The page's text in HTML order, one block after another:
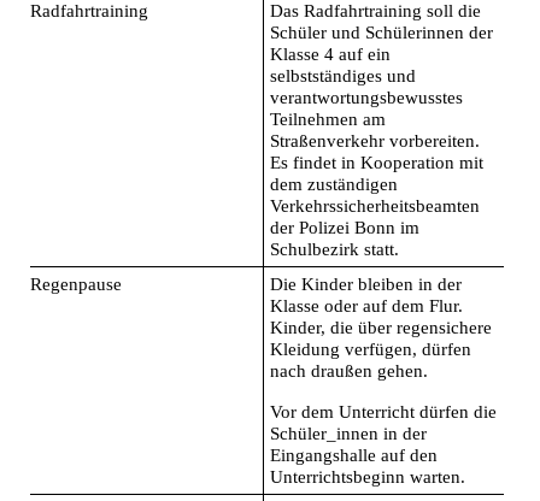
Radfahrtraining
Das Radfahrtraining soll die
Schüler und Schülerinnen der
Klasse 4 auf ein
selbstständiges und
verantwortungsbewusstes
Teilnehmen am
Straßenverkehr vorbereiten.
Es findet in Kooperation mit
dem zuständigen
Verkehrssicherheitsbeamten
der Polizei Bonn im
Schulbezirk statt.
Regenpause
Die Kinder bleiben in der
Klasse oder auf dem Flur.
Kinder, die über regensichere
Kleidung verfügen, dürfen
nach draußen gehen.
Vor dem Unterricht dürfen die
Schüler_innen in der
Eingangshalle auf den
Unterrichtsbeginn warten.